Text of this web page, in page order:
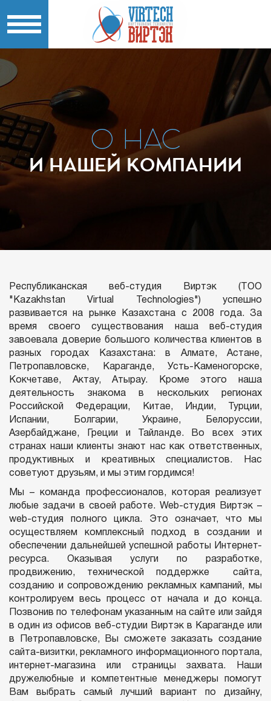
О НАС
И НАШЕЙ КОМПАНИИ
Республиканская веб-студия Виртэк (ТОО
"Kazakhstan Virtual Technologies") успешно
развивается на рынке Казахстана с 2008 года. За
время своего существования наша веб-студия
завоевала доверие большого количества клиентов в
разных городах Казахстана: в Алмате, Астане,
Петропавловске, Караганде, Усть-Каменогорске,
Кокчетаве, Актау, Атырау. Кроме этого наша
деятельность знакома в нескольких регионах
Российской Федерации, Китае, Индии, Турции,
Испании, Болгарии, Украине, Белоруссии,
Азербайджане, Греции и Тайланде. Во всех этих
странах наши клиенты знают нас как ответственных,
продуктивных и креативных специалистов. Нас
советуют друзьям, и мы этим гордимся!
Мы – команда профессионалов, которая реализует
любые задачи в своей работе. Web-студия Виртэк –
web-студия полного цикла. Это означает, что мы
осуществляем комплексный подход в создании и
обеспечении дальнейшей успешной работы Интернет-
ресурса. Оказывая услуги по разработке,
продвижению, технической поддержке сайта,
созданию и сопровождению рекламных кампаний, мы
контролируем весь процесс от начала и до конца.
Позвонив по телефонам указанным на сайте или зайдя
в один из офисов веб-студии Виртэк в Караганде или
в Петропавловске, Вы сможете заказать создание
сайта-визитки, рекламного информационного портала,
интернет-магазина или страницы захвата. Наши
дружелюбные и компетентные менеджеры помогут
Вам выбрать самый лучший вариант по дизайну,